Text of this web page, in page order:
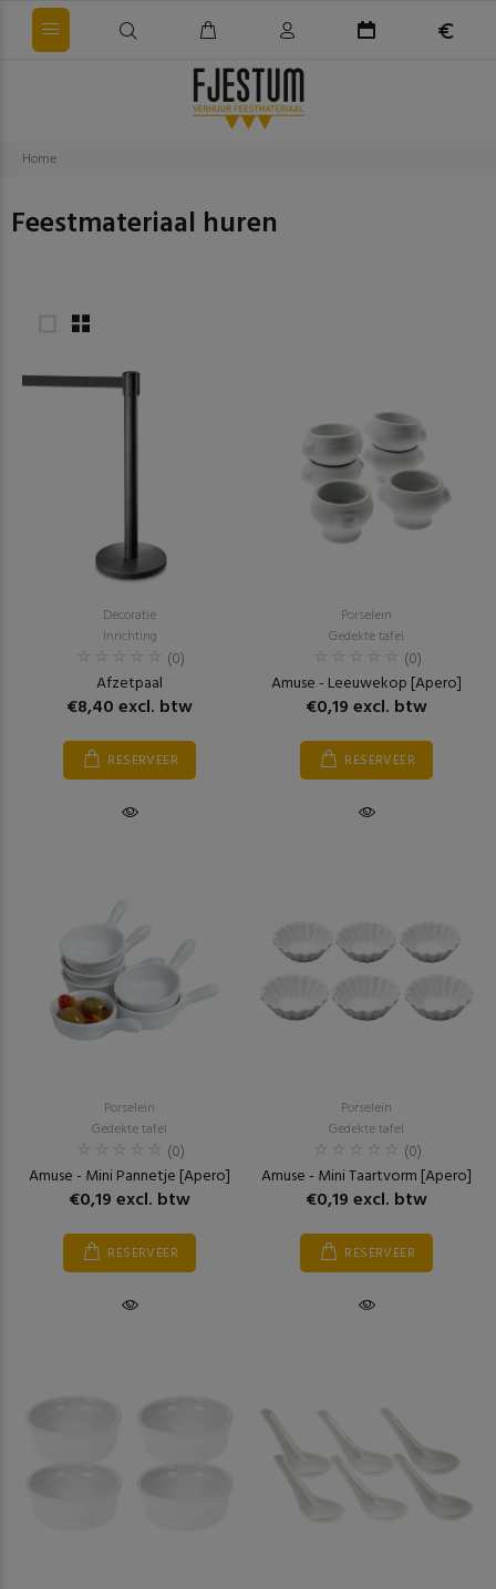
Home
Feestmateriaal huren
Decoratie
Inrichting
(0)
Afzetpaal
€8,40 excl. btw
RESERVEER
Porselein
Gedekte tafel
(0)
Amuse - Leeuwekop [Apero]
€0,19 excl. btw
RESERVEER
Porselein
Gedekte tafel
(0)
Amuse - Mini Pannetje [Apero]
€0,19 excl. btw
RESERVEER
Porselein
Gedekte tafel
(0)
Amuse - Mini Taartvorm [Apero]
€0,19 excl. btw
RESERVEER